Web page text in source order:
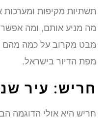
תשתיות מקיפות ומערכות
מה מניע אותם, ומה אפשר
מבט מקרוב על כמה מהם
מפת הדיור בישראל.
חריש: עיר
חריש היא אולי הדוגמה